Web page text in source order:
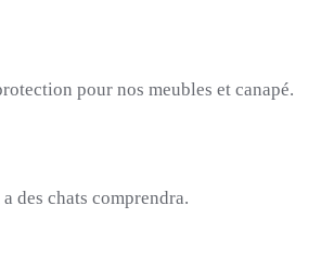
pour nos meubles et canapé.
des chats comprendra.